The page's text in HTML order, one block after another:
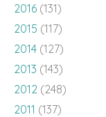
2016 (131)
2015 (117)
2014 (127)
2013 (143)
2012 (248)
2011 (137)